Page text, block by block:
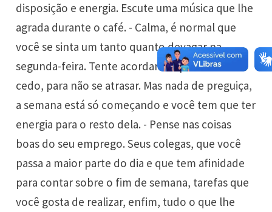
disposição e energia. Escute uma música que lhe
agrada durante o café. - Calma, é normal que
você se sinta um tanto quanto devagar na
segunda-feira. Tente acordar um pouco mais
cedo, para não se atrasar. Mas nada de preguiça,
a semana está só começando e você tem que ter
energia para o resto dela. - Pense nas coisas
boas do seu emprego. Seus colegas, que você
passa a maior parte do dia e que tem afinidade
para contar sobre o fim de semana, tarefas que
você gosta de realizar, enfim, tudo o que lhe